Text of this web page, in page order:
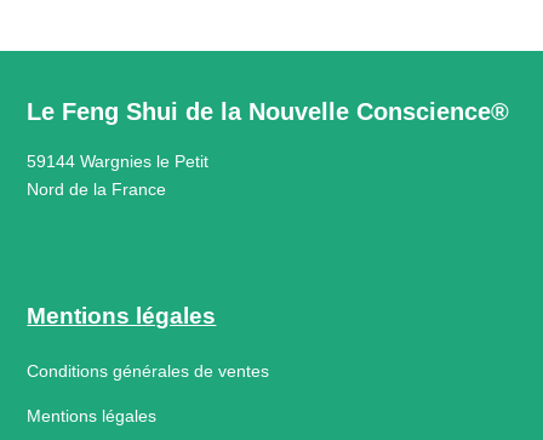
Le Feng Shui de la Nouvelle Conscience®
59144 Wargnies le Petit
Nord de la France
Mentions légales
Conditions générales de ventes
Mentions légales